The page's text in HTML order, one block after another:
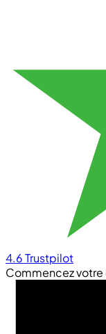
4.6Trustpilot
Commencez